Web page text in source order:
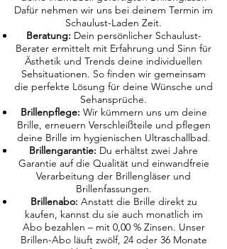
Dafür nehmen wir uns bei deinem Termin im
Schaulust-Laden Zeit.
Beratung: Dein persönlicher Schaulust-
Berater ermittelt mit Erfahrung und Sinn für
Ästhetik und Trends deine individuellen
Sehsituationen. So finden wir gemeinsam
die perfekte Lösung für deine Wünsche und
Sehansprüche.
Brillenpflege: Wir kümmern uns um deine
Brille, erneuern Verschleißteile und pflegen
deine Brille im hygienischen Ultraschallbad.
Brillengarantie: Du erhältst zwei Jahre
Garantie auf die Qualität und einwandfreie
Verarbeitung der Brillengläser und
Brillenfassungen.
Brillenabo: Anstatt die Brille direkt zu
kaufen, kannst du sie auch monatlich im
Abo bezahlen – mit 0,00 % Zinsen. Unser
Brillen-Abo läuft zwölf, 24 oder 36 Monate